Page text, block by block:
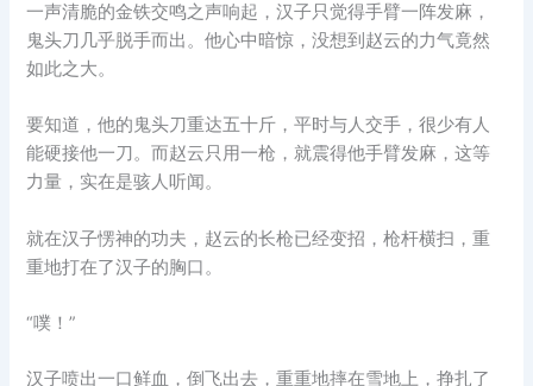
一声清脆的金铁交鸣之声响起，汉子只觉得手臂一阵发麻，
鬼头刀几乎脱手而出。他心中暗惊，没想到赵云的力气竟然
如此之大。
要知道，他的鬼头刀重达五十斤，平时与人交手，很少有人
能硬接他一刀。而赵云只用一枪，就震得他手臂发麻，这等
力量，实在是骇人听闻。
就在汉子愣神的功夫，赵云的长枪已经变招，枪杆横扫，重
重地打在了汉子的胸口。
“噗！”
汉子喷出一口鲜血，倒飞出去，重重地摔在雪地上，挣扎了